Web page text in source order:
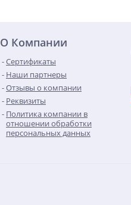
О Компании
Сертификаты
Наши партнеры
Отзывы о компании
Реквизиты
Политика компании в
отношении обработки
персональных данных